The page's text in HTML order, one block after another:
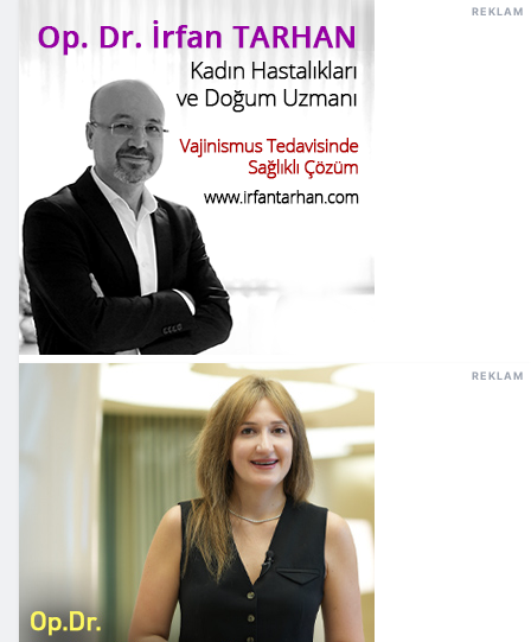
REKLAM
REKLAM